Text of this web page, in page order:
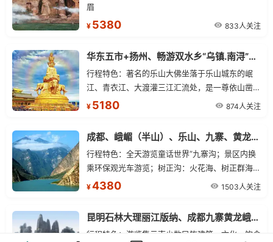
眉
¥ 5380 833人关注
华东五市+扬州、畅游双水乡“乌镇.南浔”+成都.峨眉(全景).乐山双飞10日游
行程特色：著名的乐山大佛坐落于乐山城东的岷
江、青衣江、大渡灌三江汇流处，是一尊依山凿
成、举世无双的巨型石刻弥勒坐佛，通高71米、头
佛
¥ 5180 874人关注
成都、峨嵋（半山）、乐山、九寨、黄龙（或牟尼沟）四飞八日
行程特色：全天游览童话世界”九寨沟；景区内换
乘环保观光车游览；树正沟：火花海、树正群海及
瀑布（自古英雄出少年拍摄地）、诺日朗瀑布等；
地）；神奇的九寨”会让您完全陶醉在这人间天堂”
¥4380 1503人关注
昆明石林大理丽江版纳、成都九寨黄龙峨眉乐山四飞17/18日游
行程特色：游览集云南少数民族建筑、文化、饮食